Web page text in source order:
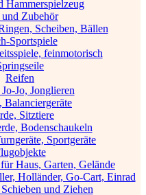
Hammerspielzeug
Zubehör
Scheiben, Bällen
Sportspiele
feinmotorisch
Reifen
Jo, Jonglieren
Balanciergeräte
Sitztiere
Bodenschaukeln
Sportgeräte
Haus, Garten, Gelände
Holländer, Go-Cart, Einrad
und Ziehen